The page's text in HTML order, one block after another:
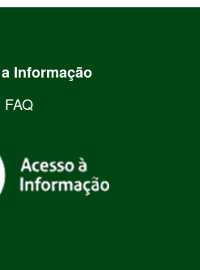
Informação
FAQ